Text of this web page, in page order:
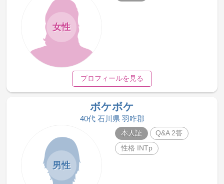
女性
プロフィールを見る
ボケボケ
40代 石川県 羽咋郡
男性
本人証
Q&A 2答
性格 INTp